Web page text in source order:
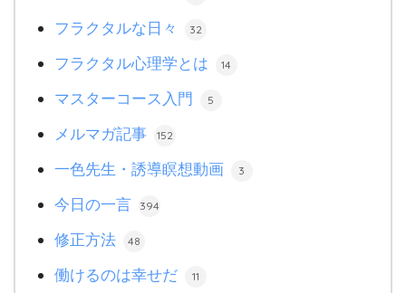
フラクタルな日々 32
フラクタル心理学とは 14
マスターコース入門 5
メルマガ記事 152
一色先生・誘導瞑想動画 3
今日の一言 394
修正方法 48
働けるのは幸せだ 11